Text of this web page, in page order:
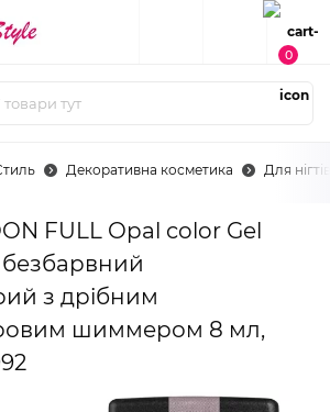
0
Декоративна косметика Для нігтів
FULL Opal color Gel
з дрібним
шиммером 8 мл,